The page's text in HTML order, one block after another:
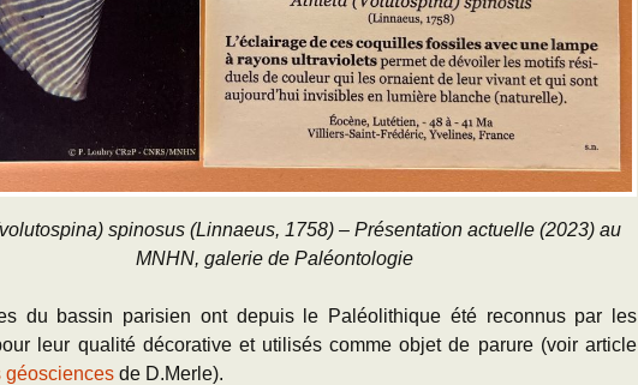
spinosus (Linnaeus, 1758) – Présentation actuelle (2023) au
MNHN, galerie de Paléontologie
du bassin parisien ont depuis le Paléolithique été reconnus par les
leur qualité décorative et utilisés comme objet de parure (voir article
géosciences de D.Merle).